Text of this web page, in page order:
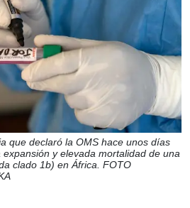
que declaró la OMS hace unos días
y elevada mortalidad de una
clado 1b) en África. FOTO